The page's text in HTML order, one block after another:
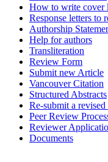
How to write cover
Response letters to
Authorship
Help for authors
Transliteration
Review Form
Submit new Article
Vancouver Citation
Structured Abstracts
Re-submit a
Peer Review
Reviewer
Documents